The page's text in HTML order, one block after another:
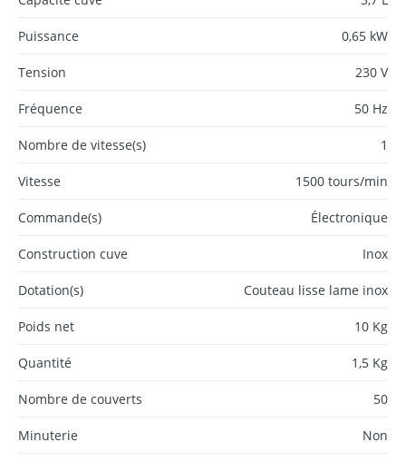
Puissance 0,65 kW
Tension 230 V
Fréquence 50 Hz
Nombre de vitesse(s) 1
Vitesse 1500 tours/min
Commande(s) Électronique
Construction cuve Inox
Dotation(s) Couteau lisse lame inox
Poids net 10 Kg
Quantité 1,5 Kg
Nombre de couverts 50
Minuterie Non